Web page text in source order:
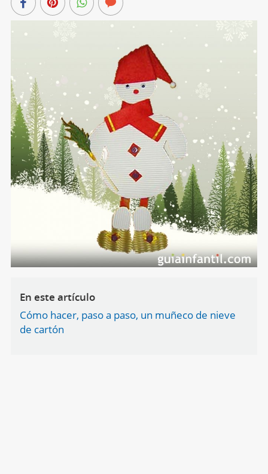
En este artículo
Cómo hacer, paso a paso, un muñeco de nieve
de cartón